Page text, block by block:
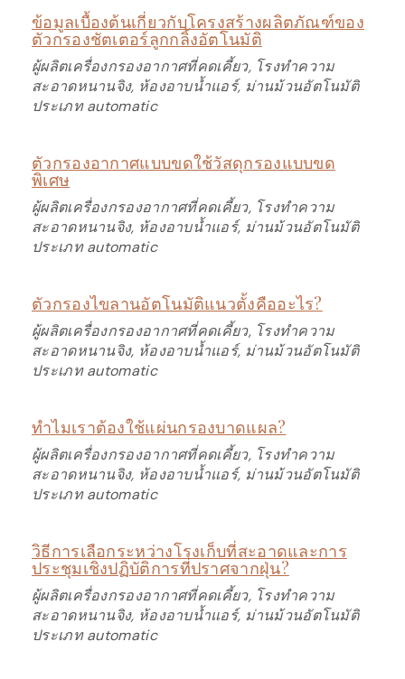
ข้อมูลเบื้องต้นเกี่ยวกับโครงสร้างผลิตภัณฑ์ของ
ตัวกรองชัตเตอร์ลูกกลิ้งอัตโนมัติ
ผู้ผลิตเครื่องกรองอากาศที่คดเคี้ยว, โรงทำความ
สะอาดหนานจิง, ห้องอาบน้ำแอร์, ม่านม้วนอัตโนมัติ
ประเภท automatic
ตัวกรองอากาศแบบขดใช้วัสดุกรองแบบขด
พิเศษ
ผู้ผลิตเครื่องกรองอากาศที่คดเคี้ยว, โรงทำความ
สะอาดหนานจิง, ห้องอาบน้ำแอร์, ม่านม้วนอัตโนมัติ
ประเภท automatic
ตัวกรองไขลานอัตโนมัติแนวตั้งคืออะไร?
ผู้ผลิตเครื่องกรองอากาศที่คดเคี้ยว, โรงทำความ
สะอาดหนานจิง, ห้องอาบน้ำแอร์, ม่านม้วนอัตโนมัติ
ประเภท automatic
ทำไมเราต้องใช้แผ่นกรองบาดแผล?
ผู้ผลิตเครื่องกรองอากาศที่คดเคี้ยว, โรงทำความ
สะอาดหนานจิง, ห้องอาบน้ำแอร์, ม่านม้วนอัตโนมัติ
ประเภท automatic
วิธีการเลือกระหว่างโรงเก็บที่สะอาดและการ
ประชุมเชิงปฏิบัติการที่ปราศจากฝุ่น?
ผู้ผลิตเครื่องกรองอากาศที่คดเคี้ยว, โรงทำความ
สะอาดหนานจิง, ห้องอาบน้ำแอร์, ม่านม้วนอัตโนมัติ
ประเภท automatic